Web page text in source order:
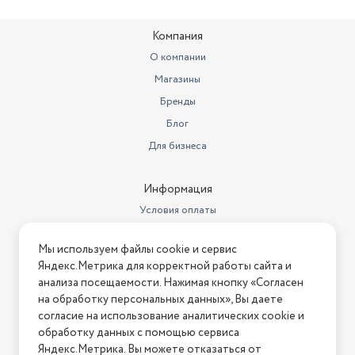
Вес в транспортной упаковке
0.946 кг
1 г.
детский бассейн
Дополнительная информация
ремонткомплект
25
Компания
О компании
Магазины
Бренды
Блог
Для бизнеса
Информация
Условия оплаты
Условия возврата
Нашли ошибку на сайте? Напишите нам
2026 © Интернет-магазин "АстМаркет". У нас есть всё!
Мы используем файлы cookie и сервис
Яндекс.Метрика для корректной работы сайта и
анализа посещаемости. Нажимая кнопку «Согласен
на обработку персональных данных», Вы даете
согласие на использование аналитических cookie и
обработку данных с помощью сервиса
Яндекс.Метрика. Вы можете отказаться от